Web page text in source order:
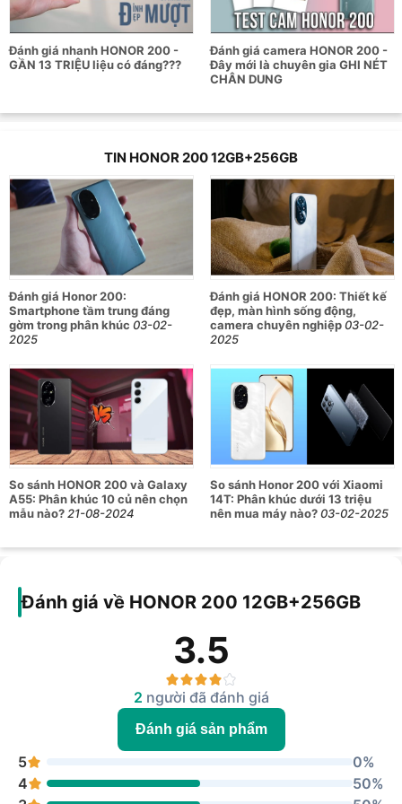
hiển thị tới 1 tỷ màu sắc rực rỡ.
Bộ 3 camera sau 50MP cùng camera selfie 50MP
mang lại những bức ảnh chụp chất lượng và sắc nét.
Gen 3, RAM 12GB, dung lượng lưu trữ 256GB, CPU
100W và sạc ngược 5W tiện lợi, sử dụng cả ngày dài.
Thông số kỹ thuật của điện thoại Honor
200 12GB/256GB
Thông số
Chi tiết
Trọng lượng
187 gram
Kích thước
161.5 x 74.6 x 7.7 mm
OLED 6.7 inch
Độ phân giải 1200 x 2664
Tần số quét 120Hz
Hiển thị 1 tỷ màu sắc
Độ sáng tối đa 4000 nits
Tỷ lệ màn hình - thân máy
RAM
12GB
Octa-core (1x 2.63 GHz
Cortex - A715 & 4 x 2.4 GHz
Cortex - A715 & 3x 1.8 GHz
Cortex-A510)
Adreno 720
Camera chính 50MP, khẩu
Camera tele 50MP, khẩu độ
Đánh giá nhanh HONOR 200 -
GẦN 13 TRIỆU liệu có đáng???
Đánh giá camera HONOR 200 -
Đây mới là chuyên gia GHI NÉT
CHÂN DUNG
TIN HONOR 200 12GB+256GB
Đánh giá Honor 200:
Smartphone tầm trung đáng
gờm trong phân khúc 03-02-
2025
Đánh giá HONOR 200: Thiết kế
đẹp, màn hình sống động,
camera chuyên nghiệp03-02-
2025
So sánh HONOR 200 và Galaxy
A55: Phân khúc 10 củ nên chọn
mẫu nào?21-08-2024
So sánh Honor 200 với Xiaomi
14T: Phân khúc dưới 13 triệu
nên mua máy nào?03-02-2025
Đánh giá về HONOR 200 12GB+256GB
3.5
2 người đã đánh giá
Đánh giá sản phẩm
5
0%
4
50%